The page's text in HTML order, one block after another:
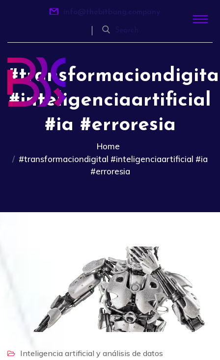
info@thebitbang.company
Search
#inteligenciaartificial
#ia #erroresia
Home
#transformaciondigital #inteligenciaartificial #ia
#erroresia
Inteligencia artificial y análisis de datos